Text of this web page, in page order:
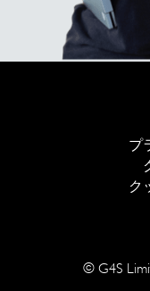
プ
ク
© G4S